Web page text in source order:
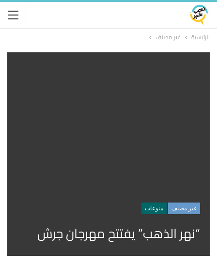
الرئيسية غير مصنف
غير مصنف منوعات
“نهر الذهب” يفتتح مهرجان جرش